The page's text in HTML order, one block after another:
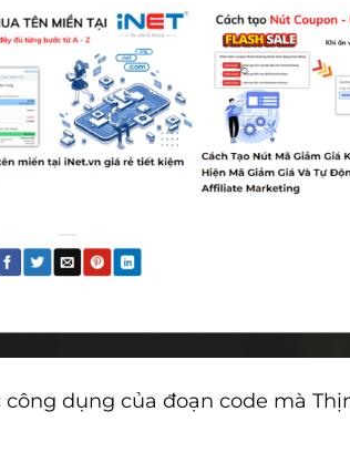
dụng của đoạn code mà